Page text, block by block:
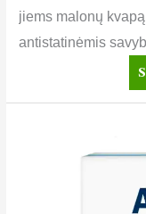
jiems malonų
antistatinėmis